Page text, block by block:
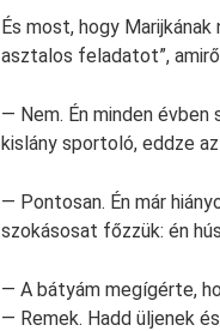
És most, hogy
asztalos feladatot”,
— Nem. Én minden
kislány sportoló, eddze
— Pontosan. Én már
szokásosat főzzük: én
— A bátyám megígérte,
— Remek. Hadd üljenek